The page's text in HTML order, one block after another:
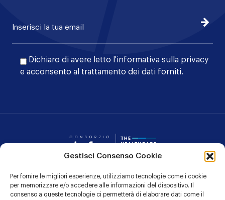
Gestisci Consenso Cookie
Per fornire le migliori esperienze, utilizziamo tecnologie come i cookie
per memorizzare e/o accedere alle informazioni del dispositivo. Il
consenso a queste tecnologie ci permetterà di elaborare dati come il
Dichiaro di avere letto l'informativa sulla privacy
e acconsento al trattamento dei dati forniti.
Iscrivi
Consorzio
CONTATTI
PRIVACY POLICY